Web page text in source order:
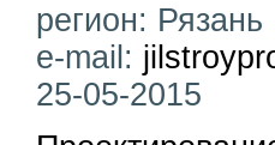
регион:
e-mail:
25-05-2015